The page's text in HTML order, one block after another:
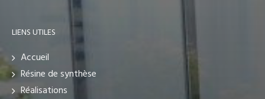
LIENS UTILES
Accueil
Résine de synthèse
Réalisations